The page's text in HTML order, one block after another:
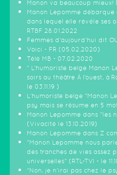
Manon va beaucoup
Manon Lepomme
dans lequel elle révèle ses
RTBF 28.01.2022
Femmes d'aujourd'hui dit
Voici - FR (05.02.2020)
Télé MB - 07.02.2020
" L’humoriste belge Manon
soirs au théâtre À l’ouest, à
le 03.11.19 )
L'humoriste belge "Manon
psy mais se résume en 5
Manon Lepomme dans "les
(Vivacité le 13.10.2019)
Manon Lepomme dans Z
"Manon Lepomme nous
des tranches de vies assez
universelles" (RTL-TVI - le
“Non, je n’irai pas chez le